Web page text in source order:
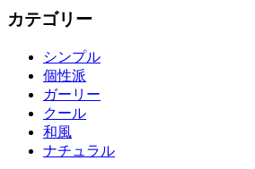
カテゴリー
シンプル
個性派
ガーリー
クール
和風
ナチュラル